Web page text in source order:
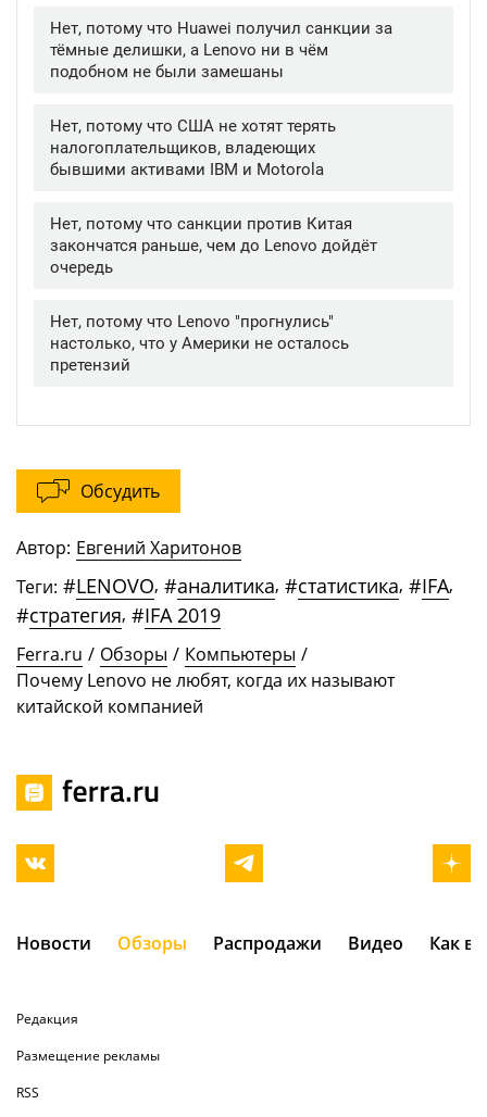
Обсудить
Автор: Евгений Харитонов
Теги: #LENOVO, #аналитика, #статистика, #IFA,
#стратегия, #IFA 2019
Ferra.ru / Обзоры / Компьютеры /
Почему Lenovo не любят, когда их называют
китайской компанией
Новости Обзоры Распродажи Видео Как
Редакция
Размещение рекламы
RSS